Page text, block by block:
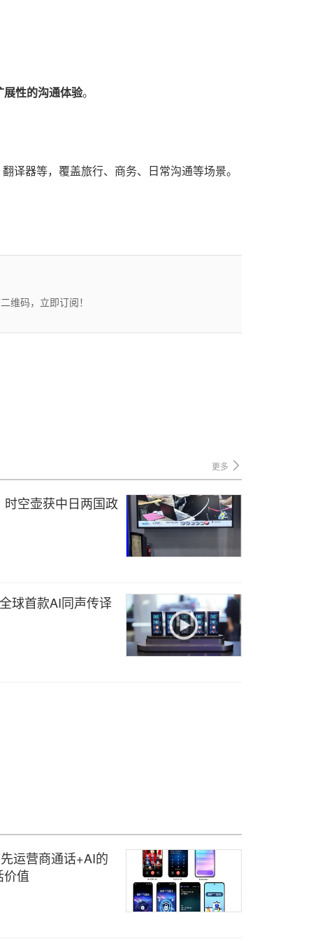
展性的沟通体验。
译器等，覆盖旅行、商务、日常沟通等场景。
维码，立即订阅！
更多
空壶获中日两国政
球首款AI同声传译
运营商通话+AI的
价值